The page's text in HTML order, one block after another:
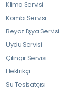
Klima Servisi
Kombi Servisi
Beyaz Eşya Servisi
Uydu Servisi
Çilingir Servisi
Elektrikçi
Su Tesisatçısı